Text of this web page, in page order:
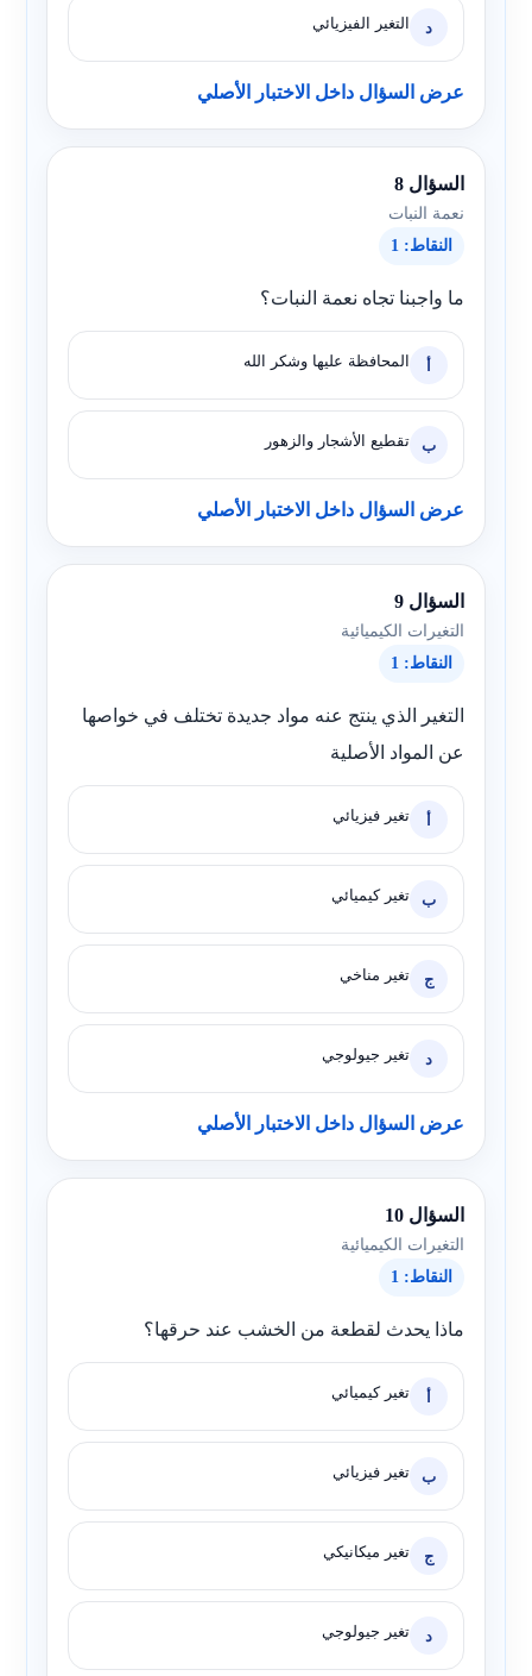
د التغير الفيزيائي
عرض السؤال داخل الاختبار الأصلي
السؤال 8
نعمة النبات
النقاط: 1
ما واجبنا تجاه نعمة النبات؟
أ المحافظة عليها وشكر الله
ب تقطيع الأشجار والزهور
عرض السؤال داخل الاختبار الأصلي
السؤال 9
التغيرات الكيميائية
النقاط: 1
التغير الذي ينتج عنه مواد جديدة تختلف في خواصها
عن المواد الأصلية
أ تغير فيزيائي
ب تغير كيميائي
ج تغير مناخي
د تغير جيولوجي
عرض السؤال داخل الاختبار الأصلي
السؤال 10
التغيرات الكيميائية
النقاط: 1
ماذا يحدث لقطعة من الخشب عند حرقها؟
أ تغير كيميائي
ب تغير فيزيائي
ج تغير ميكانيكي
د تغير جيولوجي